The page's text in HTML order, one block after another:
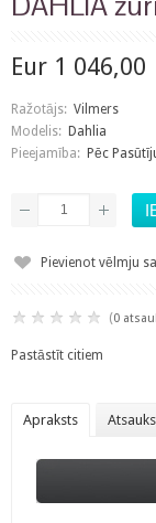
Eur 1 046,00
Ražotājs: Vilmers
Modelis: Dahlia
Pieejamība: Pēc
Pievienot vēlmju
(0
Pastāstīt citiem
Apraksts